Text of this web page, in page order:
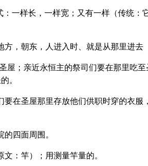
一样长，一样宽；又有一样（传统：
，朝东，人进入时、就是从那里进去
屋；亲近永恒主的祭司们要在那里吃
。
在圣屋那里存放他们供职时穿的衣服
四面周围。
：竿）；用测量竿量的。